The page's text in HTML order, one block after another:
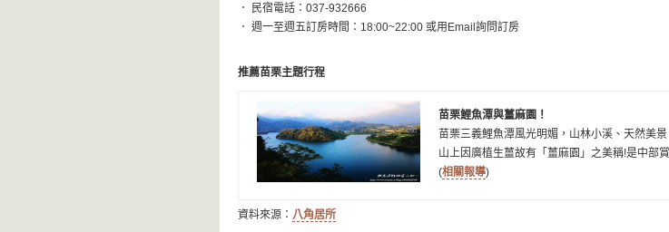
． 民宿電話：037-932666
． 週一至週五訂房時間：18:00~22:00 或用Email詢問訂房
推薦苗栗主題行程
苗栗鯉魚潭與薑麻園！
苗栗三義鯉魚潭風光明媚，山林小溪、天然美
山上因廣植生薑故有「薑麻園」之美稱!是中部
(相關報導)
資料來源： 八角居所